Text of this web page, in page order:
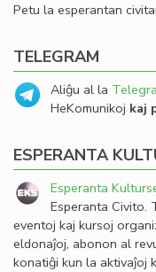
Petu la esperantan
TELEGRAM
Aliĝu al la
HeKomunikoj kaj
ESPERANTA
Esperanta
Esperanta Civito.
eventoj kaj kursoj
eldonaĵoj, abonon al
konatiĝi kun la aktivaĵoj